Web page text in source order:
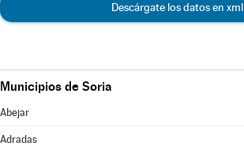
Descárgate los datos en xml
Municipios de Soria
Abejar
Adradas